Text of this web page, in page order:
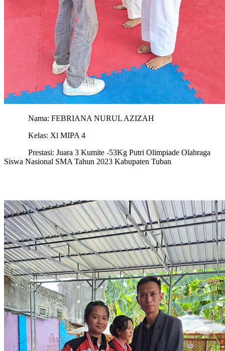
Nama: FEBRIANA NURUL AZIZAH
Kelas: Xl MIPA 4
Prestasi: Juara 3 Kumite -53Kg Putri Olimpiade Olahraga
Siswa Nasional SMA Tahun 2023 Kabupaten Tuban